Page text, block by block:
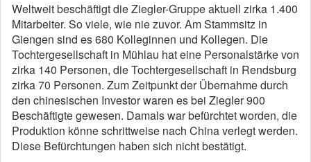
Weltweit beschäftigt die Ziegler-Gruppe aktuell zirka 1.400
Mitarbeiter. So viele, wie nie zuvor. Am Stammsitz in
Giengen sind es 680 Kolleginnen und Kollegen. Die
Tochtergesellschaft in Mühlau hat eine Personalstärke von
zirka 140 Personen, die Tochtergesellschaft in Rendsburg
zirka 70 Personen. Zum Zeitpunkt der Übernahme durch
den chinesischen Investor waren es bei Ziegler 900
Beschäftigte gewesen. Damals war befürchtet worden, die
Produktion könne schrittweise nach China verlegt werden.
Diese Befürchtungen haben sich nicht bestätigt.